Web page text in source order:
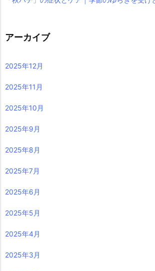
アーカイブ
2025年12月
2025年11月
2025年10月
2025年9月
2025年8月
2025年7月
2025年6月
2025年5月
2025年4月
2025年3月